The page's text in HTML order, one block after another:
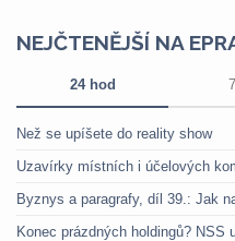
NEJČTENĚJŠÍ NA
24 hod
Než se upíšete do reality show
Uzavírky místních i účelových
Byznys a paragrafy, díl 39.: Jak
Konec prázdných holdingů? NSS